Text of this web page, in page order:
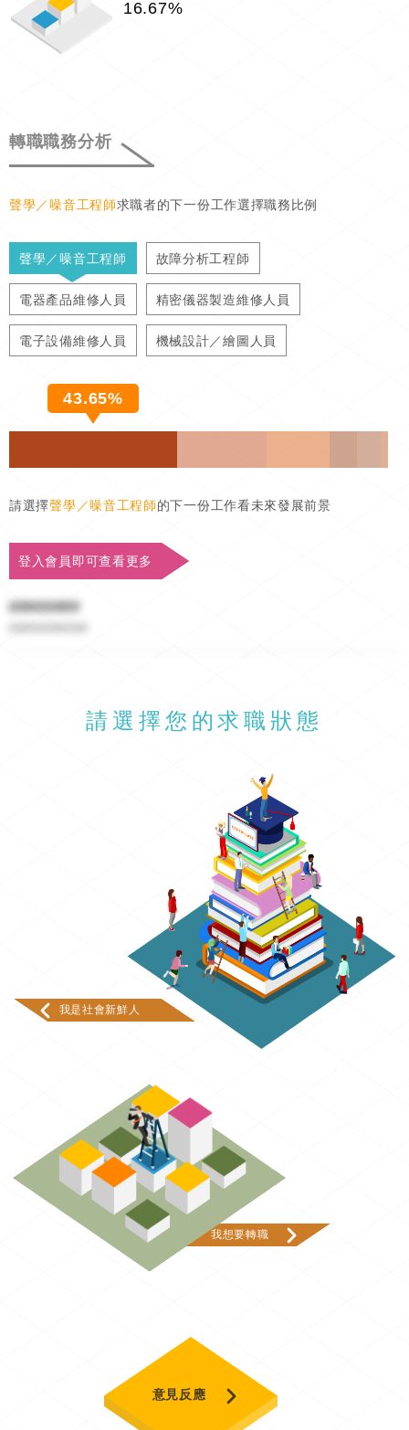
16.67%
轉職職務分析
聲學／噪音工程師求職者的下一份工作選擇職務比例
聲學／噪音工程師 故障分析工程師
電器產品維修人員 精密儀器製造維修人員
電子設備維修人員 機械設計／繪圖人員
43.65%
請選擇聲學／噪音工程師的下一份工作看未來發展前景
登入會員即可查看更多
########
請選擇您的求職狀態
我是社會新鮮人
我想要轉職
意見反應